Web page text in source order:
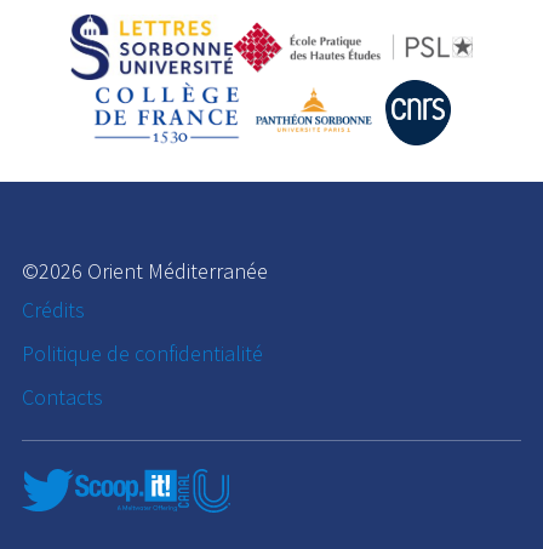
©2026 Orient Méditerranée
Crédits
Politique de confidentialité
Contacts